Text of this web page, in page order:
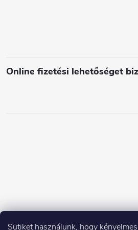
Sütiket használunk, hogy
i
Online fizetési lehetőséget